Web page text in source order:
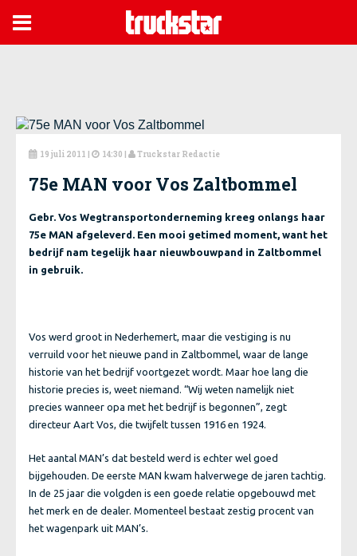

 19 juli 2011 |  14:30 | Truckstar Redactie
75e MAN voor Vos Zaltbommel
Gebr. Vos Wegtransportonderneming kreeg onlangs haar
75e MAN afgeleverd. Een mooi getimed moment, want het
bedrijf nam tegelijk haar nieuwbouwpand in Zaltbommel
in gebruik.
Vos werd groot in Nederhemert, maar die vestiging is nu
verruild voor het nieuwe pand in Zaltbommel, waar de lange
historie van het bedrijf voortgezet wordt. Maar hoe lang die
historie precies is, weet niemand. “Wij weten namelijk niet
precies wanneer opa met het bedrijf is begonnen”, zegt
directeur Aart Vos, die twijfelt tussen 1916 en 1924.
Het aantal MAN’s dat besteld werd is echter wel goed
bijgehouden. De eerste MAN kwam halverwege de jaren tachtig.
In de 25 jaar die volgden is een goede relatie opgebouwd met
het merk en de dealer. Momenteel bestaat zestig procent van
het wagenpark uit MAN’s.